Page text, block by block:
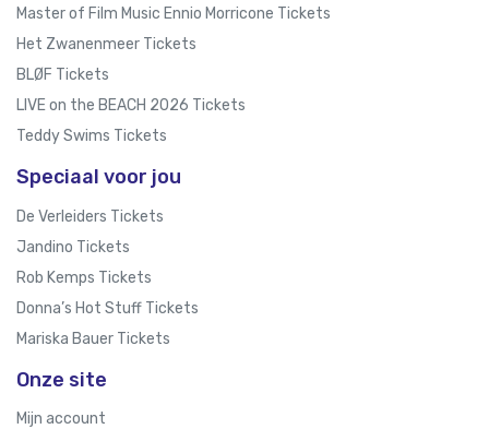
Master of Film Music Ennio Morricone Tickets
Het Zwanenmeer Tickets
BLØF Tickets
LIVE on the BEACH 2026 Tickets
Teddy Swims Tickets
Speciaal voor jou
De Verleiders Tickets
Jandino Tickets
Rob Kemps Tickets
Donna’s Hot Stuff Tickets
Mariska Bauer Tickets
Onze site
Mijn account